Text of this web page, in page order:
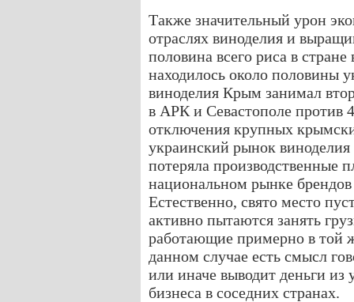
Также значительный урон
отраслях виноделия и
половина всего риса в
находилось около половины
виноделия Крым занимал
в АРК и Севастополе против
отключения крупных
украинский рынок виноделия
потеряла производственные
национальном рынке
Естественно, свято место
активно пытаются занять
работающие примерно в той
данном случае есть смысл
или иначе выводит деньги из
бизнеса в соседних странах.